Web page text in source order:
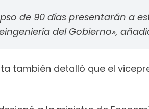
de 90 días presentarán a
del Gobierno»,
también detalló que el